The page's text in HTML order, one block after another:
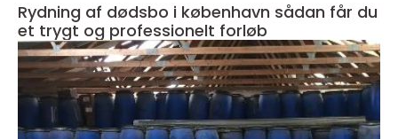
Rydning af dødsbo i københavn sådan får du
et trygt og professionelt forløb